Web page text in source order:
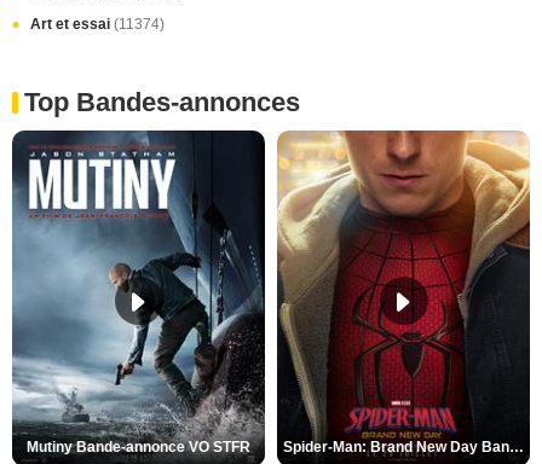
Art et essai (11374)
Top Bandes-annonces
Mutiny Bande-annonce VO STFR Spider-Man: Brand New Day Bande-annonce VO STFR